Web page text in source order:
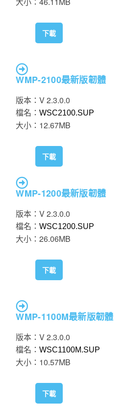
下載
WMP-2100最新版韌體
版本：V 2.3.0.0
檔名：WSC2100.SUP
大小：12.67MB
下載
WMP-1200最新版韌體
版本：V 2.3.0.0
檔名：WSC1200.SUP
大小：26.06MB
下載
WMP-1100M最新版韌體
版本：V 2.3.0.0
檔名：WSC1100M.SUP
大小：10.57MB
下載